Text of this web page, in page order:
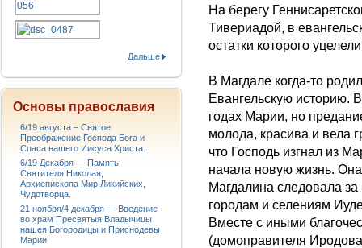
На берегу
Тивериадой, в
остатки которого
В Магдале когда-то
Евангельскую историю.
годах Марии, но
молода, красива и вела
что Господь изгнал из
начала новую жизнь.
Магдалина следовала
городам и селениям
Вместе с иными
(домоправителя
Дальше
Основы православия
6/19 августа – Святое
Преображение Господа Бога и
Спаса нашего Иисуса Христа.
6/19 Декабря — Память
Святителя Николая,
Архиепископа Мир Ликийских,
Чудотворца.
21 ноября/4 декабря — Введение
во храм Пресвятыя Владычицы
нашея Богородицы и Приснодевы
Марии